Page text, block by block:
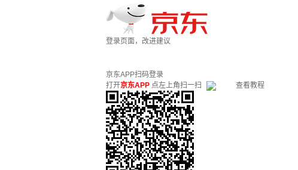
登录页面，改进建议
京东APP扫码登录
打开京东APP 点左上角扫一扫 查看教程